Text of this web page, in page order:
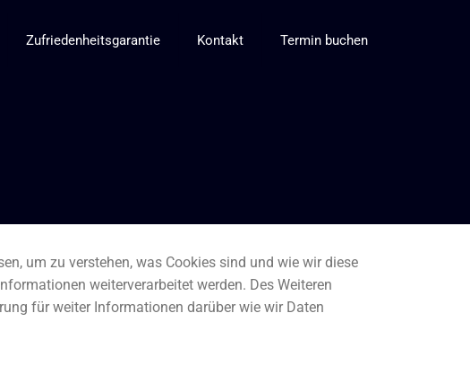
Zufriedenheitsgarantie Kontakt Termin buchen
um zu verstehen, was Cookies sind und wie wir diese
weiterverarbeitet werden. Des Weiteren
für weiter Informationen darüber wie wir Daten